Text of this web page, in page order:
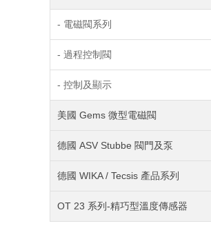
- 電磁閥系列
- 過程控制閥
- 控制及顯示
美國 Gems 微型電磁閥
德國 ASV Stubbe 閥門及泵
德國 WIKA / Tecsis 產品系列
OT 23 系列-精巧型溫度傳感器